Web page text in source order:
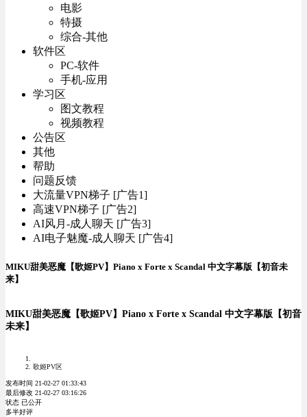
电影
特摄
综合-其他
软件区
PC-软件
手机-应用
学习区
图文教程
视频教程
公告区
其他
帮助
问题反馈
大流量VPN梯子 [广告1]
高速VPN梯子 [广告2]
AI风月-成人聊天 [广告3]
AI电子魅魔-成人聊天 [广告4]
MIKU甜美恶魔【歌姬PV】Piano x Forte x Scandal 中文字幕版【初音未
来】
MIKU甜美恶魔【歌姬PV】Piano x Forte x Scandal 中文字幕版【初音
未来】
歌姬PV区
发布时间 21-02-27 01:33:43
最后修改 21-02-27 03:16:26
状态 已公开
多半好评